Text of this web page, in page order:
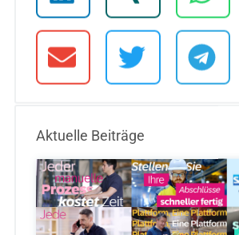
Aktuelle Beiträge